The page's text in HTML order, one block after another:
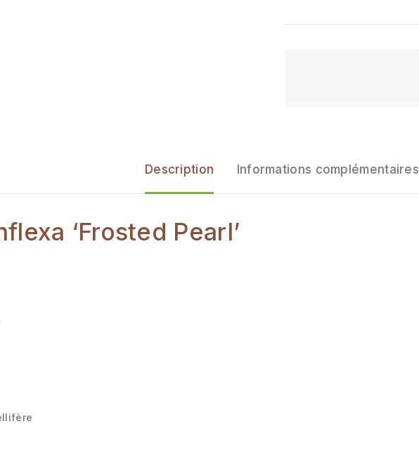
Description Informations complémentaires
‘Frosted Pearl’